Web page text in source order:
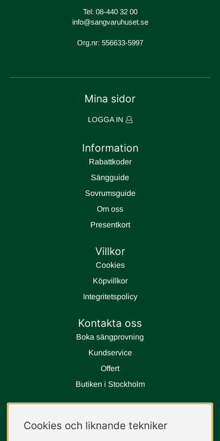
Tel: 08-440 32 00
info@sangvaruhuset.se
Org.nr: 556633-5997
Mina sidor
LOGGA IN
Information
Rabattkoder
Sängguide
Sovrumsguide
Om oss
Presentkort
Villkor
Cookies
Köpvillkor
Integritetspolicy
Kontakta oss
Boka sängprovning
Kundservice
Offert
Butiken i Stockholm
instagram
Cookies och liknande tekniker